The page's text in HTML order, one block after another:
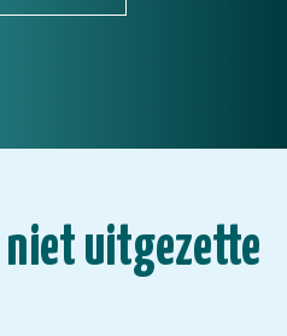
niet uitgezette